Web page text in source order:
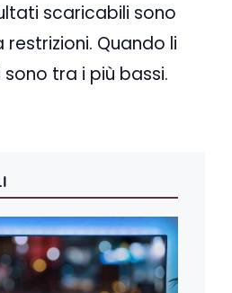
scaricabili sono
Quando li
tra i più bassi.